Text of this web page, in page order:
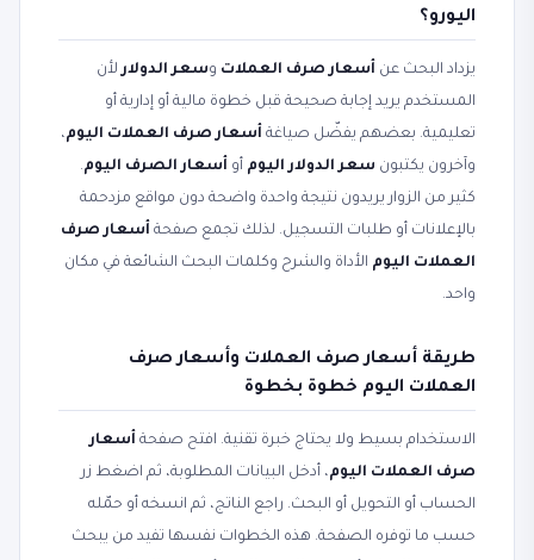
اليورو؟
يزداد البحث عن أسعار صرف العملات وسعر الدولارلأن
المستخدم يريد إجابة صحيحة قبل خطوة مالية أو إدارية أو
تعليمية. بعضهم يفضّل صياغة أسعار صرف العملات اليوم،
وآخرون يكتبون سعر الدولار اليوم أو أسعار الصرف اليوم.
كثير من الزوار يريدون نتيجة واحدة واضحة دون مواقع مزدحمة
بالإعلانات أو طلبات التسجيل. لذلك تجمع صفحة أسعار صرف
العملات اليوم الأداة والشرح وكلمات البحث الشائعة في مكان
واحد.
طريقة أسعار صرف العملات وأسعار صرف
العملات اليوم خطوة بخطوة
الاستخدام بسيط ولا يحتاج خبرة تقنية. افتح صفحة أسعار
صرف العملات اليوم، أدخل البيانات المطلوبة، ثم اضغط زر
الحساب أو التحويل أو البحث. راجع الناتج، ثم انسخه أو حمّله
حسب ما توفره الصفحة. هذه الخطوات نفسها تفيد من يبحث